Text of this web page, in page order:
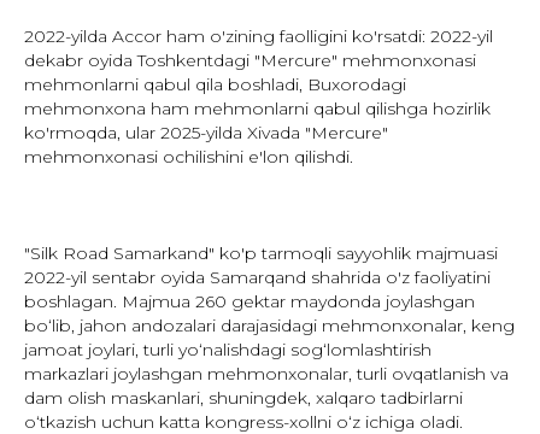
2022-yilda Accor ham o'zining faolligini ko'rsatdi: 2022-yil
dekabr oyida Toshkentdagi "Mercure" mehmonxonasi
mehmonlarni qabul qila boshladi, Buxorodagi
mehmonxona ham mehmonlarni qabul qilishga hozirlik
ko'rmoqda, ular 2025-yilda Xivada "Mercure"
mehmonxonasi ochilishini e'lon qilishdi.
"Silk Road Samarkand" ko'p tarmoqli sayyohlik majmuasi
2022-yil sentabr oyida Samarqand shahrida o'z faoliyatini
boshlagan. Majmua 260 gektar maydonda joylashgan
boʻlib, jahon andozalari darajasidagi mehmonxonalar, keng
jamoat joylari, turli yoʻnalishdagi sogʻlomlashtirish
markazlari joylashgan mehmonxonalar, turli ovqatlanish va
dam olish maskanlari, shuningdek, xalqaro tadbirlarni
oʻtkazish uchun katta kongress-xollni oʻz ichiga oladi.